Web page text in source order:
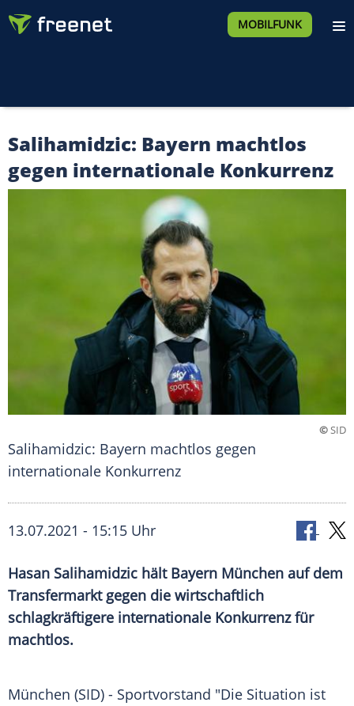
MOBILFUNK
Salihamidzic: Bayern machtlos
gegen internationale Konkurrenz
©SID
Salihamidzic: Bayern machtlos gegen
internationale Konkurrenz
13.07.2021 - 15:15 Uhr
Hasan Salihamidzic hält Bayern München auf dem
Transfermarktgegen die wirtschaftlich
schlagkräftigere internationale Konkurrenz für
machtlos.
München (SID) - Sportvorstand "Die Situation ist